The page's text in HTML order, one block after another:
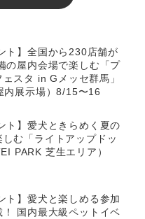
ト】全国から230店舗が
の屋内会場で楽しむ「プ
スタ in Gメッセ群馬」
内展示場）8/15〜16
ト】愛犬ときらめく夏の
む「ライトアップドッ
PARK 芝生エリア）
ト】愛犬と楽しめる参加
国内最大級ペットイベ